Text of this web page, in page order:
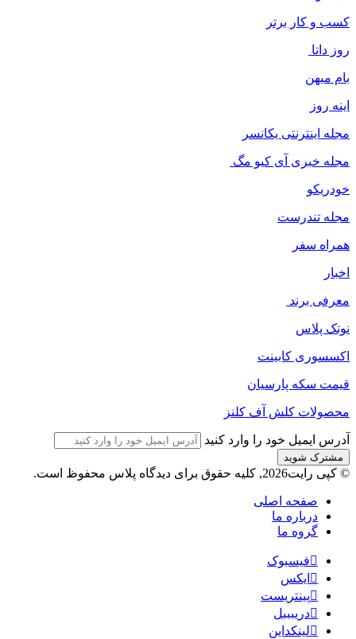
کسب و کار برتر
روز داتا
بام میهن
اینه روز
مجله اینترنتی یکانسر
مجله خبری آی کیو مگ
خودریکو
مجله‌ تندرست
همراه سفر
اخبار
معرفی برند
نوتک پلاس
اکسسوری کابینت
قیمت سکه پارسیان
محصولات کلش آف کلنز
آدرس ایمیل خود را وارد کنید
© کپی رایت2026, کلیه حقوق برای دیدگاه پلاس محفوظ است.
صفحه اصلی
درباره ما
گروه ما
فیسبوک
ایکس
پینتریست
دریبببل
لینکداین